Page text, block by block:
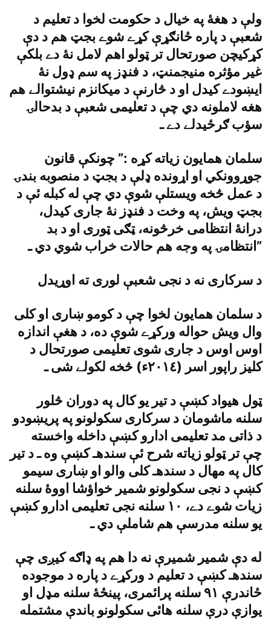
ولې د هغۀ په خيال د حکومت لخوا د تعليم د
شعبې د پاره ځانګړې کړے شوے بجټ هم د دې
کړکيچن صورتحال تر ټولو اهم لامل نۀ دے بلکې
غير مؤثره منيجمنټ، د فنډز په سم ډول نۀ
ايښودے کيدل او د څارنې د ميکانزم نيشتوالے هم
هغه لاملونه دي چې د تعليمى شعبې د بدحالۍ
سؤب ګرځيدلے دے ـ
سلمان همايون زياته کړه :” چونکې قانون
جوړوونکي او اړونده ډلې د بجټ د منصوبه بندۍ
د عمل څخه ويستلې شوې دي چې له کبله ئې د
بجټ ويش، په وخت د فنډز نۀ جارى کيدل،
درانۀ انتظامى خرڅونه، ټګى ټورى او د بد
انتظامۍ په وجه هم حالات خراب شوي دي ـ”
د سرکارى نه د نجى شعبې لورى ته اوړيدل
د سلمان همايون لخوا چې د کومو ښارى او کلى
وال ويش حواله ورکړے شوې ده، د هغې اندازه
اوس اوس د جارى شوى تعليمى صورتحال د
کليز راپور اسر (٢٠١٤ء) څخه لکولے شى ـ
ټول هيواد کښې د تير يو کال په دوران څلور
سلنه ماشومان د سرکارى سکولونو په پريښودو
د ذاتى مد تعليمى ادارو کښې داخله واخسته
چې تر ټولو زياته شرح ئې سندهـ کښې وه ـ د تير
کال په مهال د سندهـ کلى والو او ښارى سيمو
کښې د نجى سکولونو شمير خواؤشا اووۀ سلنه
زيات شوے دے، ١٠ سلنه نجى تعليمى ادارو کښې
يو سلنه مدرسې هم شاملې دي ـ
له دې شمير شميرې نه دا هم په ډاګه کيږى چې
سندهـ کښې د تعليم د ورکړے د پاره د موجوده
ځاندرې ٩١ سلنه پرائمرى، پينځۀ سلنه مډل او
يوازې درې سلنه هائى سکولونو باندې مشتمله